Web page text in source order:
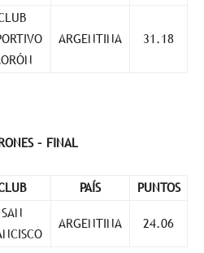
ARGENTINA 31.18
– FINAL
PAÍS PUNTOS
SAN
ARGENTINA 24.06